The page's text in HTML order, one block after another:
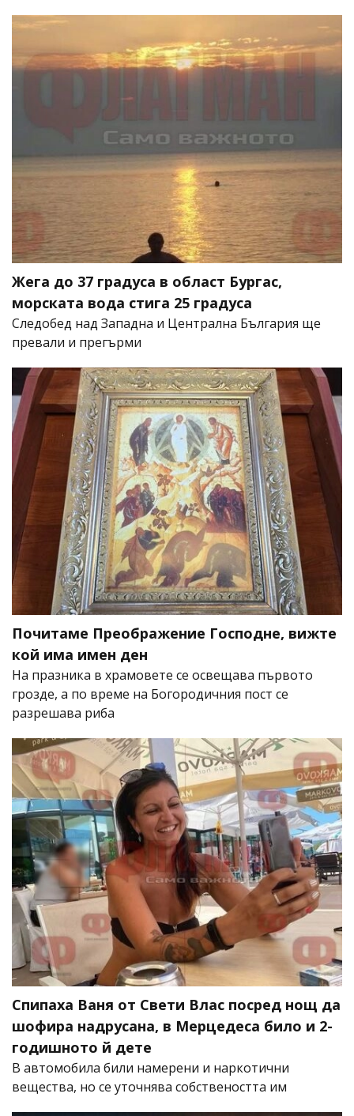
Жега до 37 градуса в област Бургас,
морската вода стига 25 градуса
Следобед над Западна и Централна България ще
превали и прегърми
Почитаме Преображение Господне, вижте
кой има имен ден
На празника в храмовете се освещава първото
грозде, а по време на Богородичния пост се
разрешава риба
Спипаха Ваня от Свети Влас посред нощ да
шофира надрусана, в Мерцедеса било и 2-
годишното й дете
В автомобила били намерени и наркотични
вещества, но се уточнява собствеността им